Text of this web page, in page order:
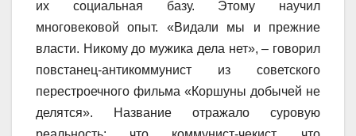
их социальная базу. Этому научил
многовековой опыт. «Видали мы и прежние
власти. Никому до мужика дела нет», – говорил
повстанец-антикоммунист из советского
перестроечного фильма «Коршуны добычей не
делятся». Название отражало суровую